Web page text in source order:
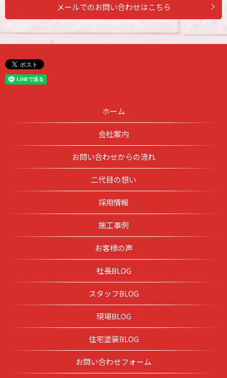
メールでのお問い合わせはこちら
ホーム
会社案内
お問い合わせからの流れ
二代目の想い
採用情報
施工事例
お客様の声
社長BLOG
スタッフBLOG
現場BLOG
住宅塗装BLOG
お問い合わせフォーム